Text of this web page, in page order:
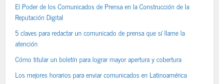
El Poder de los Comunicados de Prensa en la Construcción de la
Reputación Digital
5 claves para redactar un comunicado de prensa que sí llame la
atención
Cómo titular un boletín para lograr mayor apertura y cobertura
Los mejores horarios para enviar comunicados en Latinoamérica